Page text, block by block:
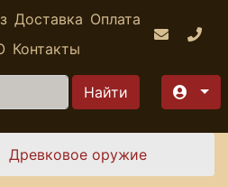
Доставка Оплата
Контакты
Древковое оружие